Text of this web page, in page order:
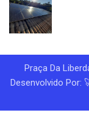
Praça Da
Desenvolvido Por: